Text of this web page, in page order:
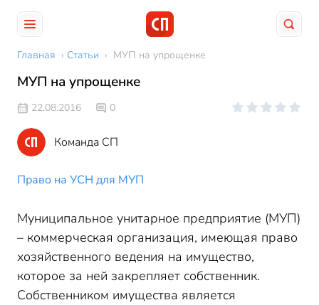
Главная › Статьи › МУП на упрощенке
МУП на упрощенке
22.08.2016 0
Команда СП
Право на УСН для МУП
Муниципальное унитарное предприятие (МУП)
– коммерческая организация, имеющая право
хозяйственного ведения на имущество,
которое за ней закрепляет собственник.
Собственником имущества является